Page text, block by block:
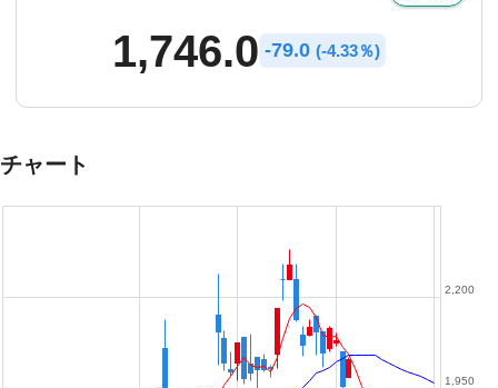
1,746.0 -79.0 (-4.33％)
チャート
1,950
2,200